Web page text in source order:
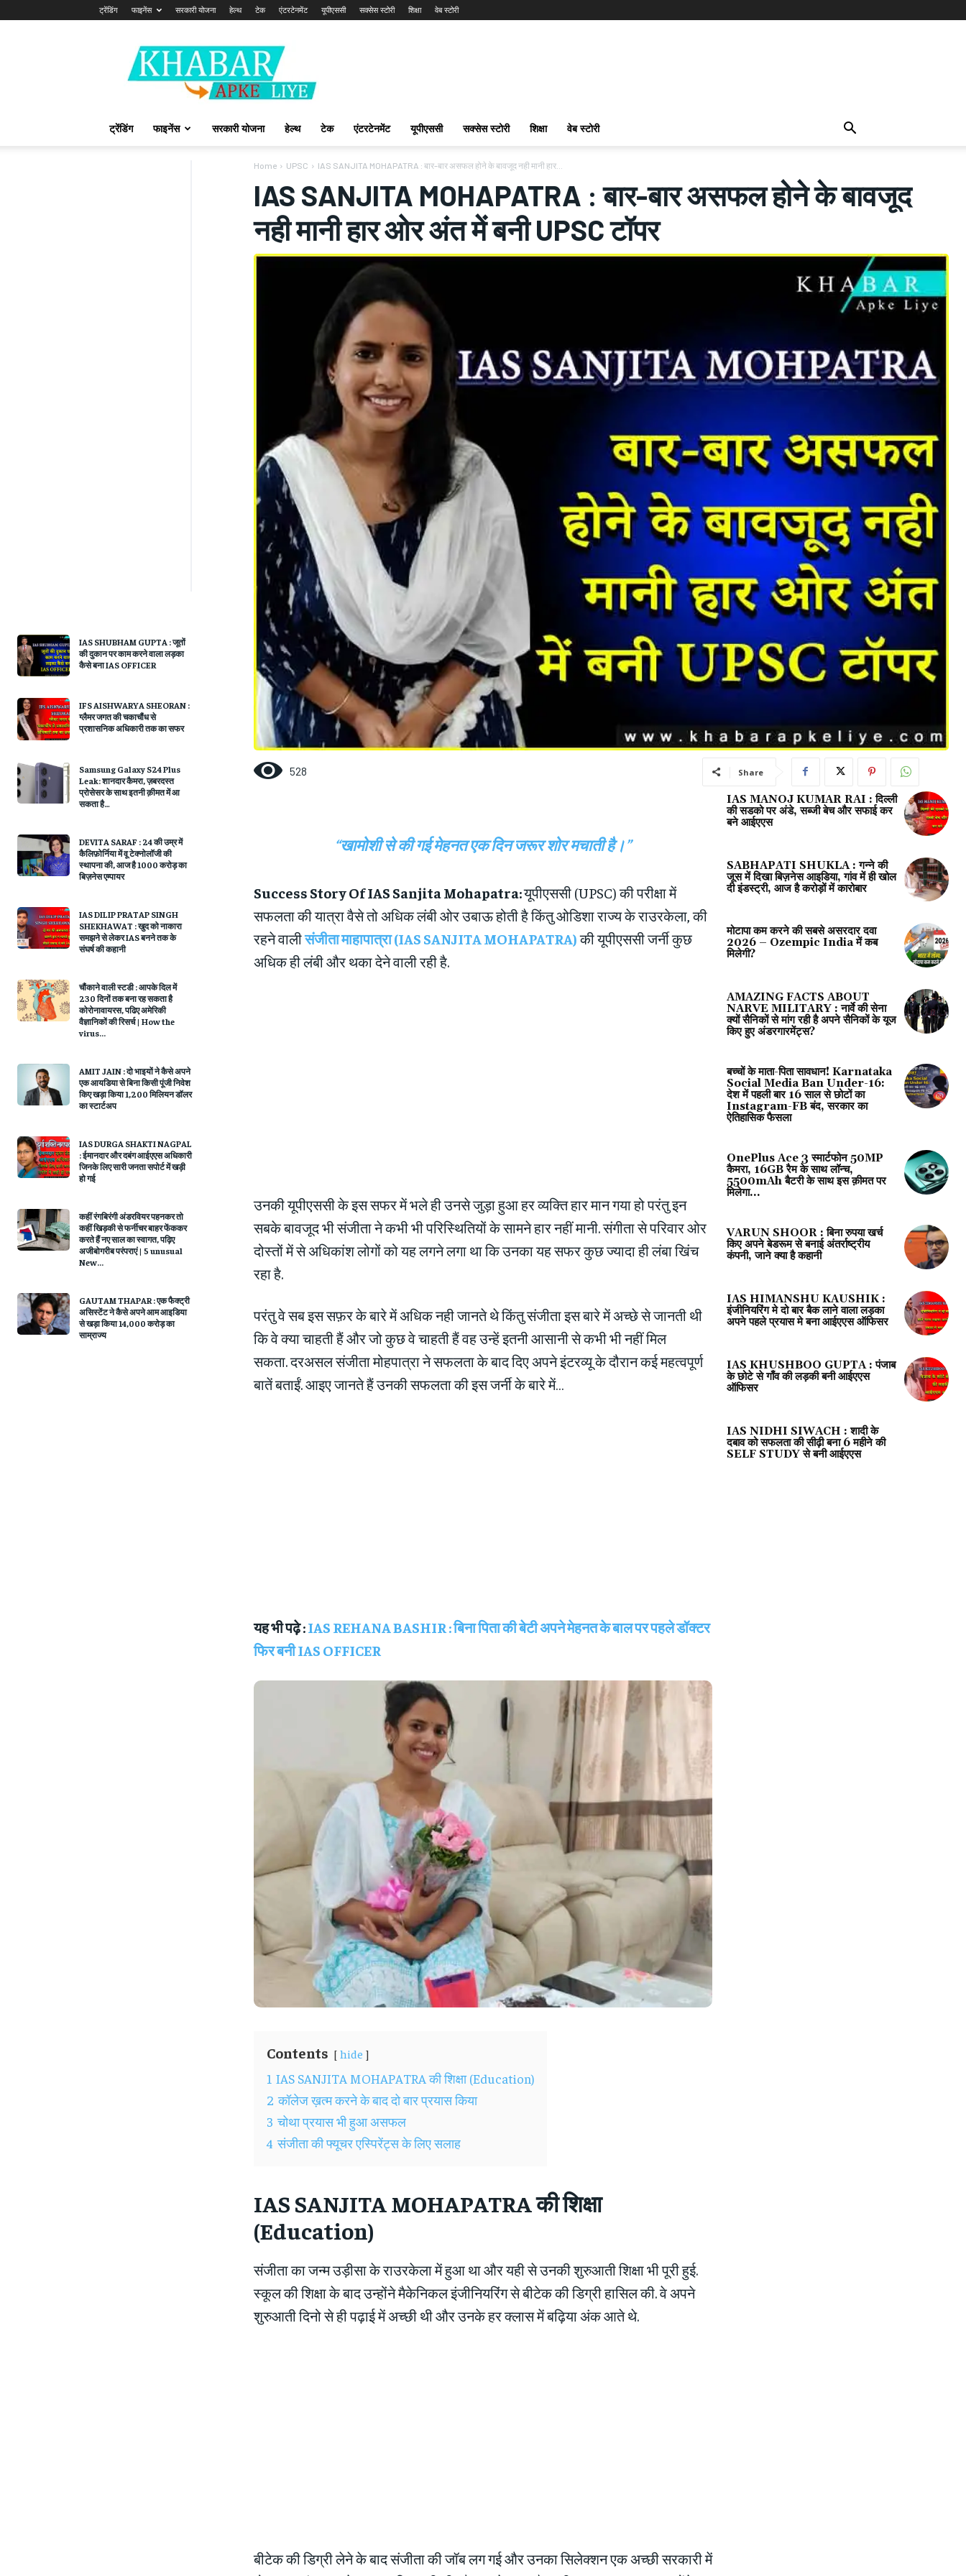
ट्रेंडिंग फाइनेंस सरकारी योजना हेल्थ टेक एंटरटेनमेंट यूपीएससी सक्सेस स्टोरी शिक्षा वेब स्टोरी
Khabarapkeliye.com
ट्रेंडिंग फाइनेंस सरकारी योजना हेल्थ टेक एंटरटेनमेंट यूपीएससी सक्सेस स्टोरी शिक्षा वेब स्टोरी
IAS SHUBHAM GUPTA : जूतों
की दुकान पर काम करने वाला लड़का
कैसे बना IAS OFFICER
IFS AISHWARYA SHEORAN :
ग्लैमर जगत की चकाचौंध से
प्रशासनिक अधिकारी तक का सफर
Samsung Galaxy S24 Plus
Leak: शानदार कैमरा, ज़बरदस्त
प्रोसेसर के साथ इतनी क़ीमत में आ
सकता है…
DEVITA SARAF : 24 की उम्र में
कैलिफ़ोर्निया में वू टेक्नोलॉजी की
स्थापना की, आज है 1000 करोड़ का
बिज़नेस एम्पायर
IAS DILIP PRATAP SINGH
SHEKHAWAT : खुद को नाकारा
समझने से लेकर IAS बनने तक के
संघर्ष की कहानी
चौंकाने वाली स्‍टडी : आपके दिल में
230 दिनों तक बना रह सकता है
कोरोनावायरस, पढिए अमे‍रिकी
वैज्ञानिकों की रिसर्च | How the
virus...
AMIT JAIN : दो भाइयों ने कैसे अपने
एक आयडिया से बिना किसी पूंजी निवेश
किए खड़ा किया 1,200 मिलियन डॉलर
का स्टार्टअप
IAS DURGA SHAKTI NAGPAL
: ईमानदार और दबंग आईएएस अधिकारी
जिनके लिए सारी जनता सपोर्ट में खड़ी
हो गई
कहीं रंगबिरंगी अंडरवियर पहनकर तो
कहीं खिड़की से फर्नीचर बाहर फेंककर
करते हैं नए साल का स्‍वागत, पढ़‍िए
अजीबोगरीब परंपराएं | 5 unusual
New...
GAUTAM THAPAR : एक फैक्ट्री
असिस्टेंट ने कैसे अपने आम आइडिया
से खड़ा किया 14,000 करोड़ का
साम्राज्य
Home UPSC IAS SANJITA MOHAPATRA : बार-बार असफल होने के बावजूद नही मानी हार...
IAS SANJITA MOHAPATRA : बार-बार असफल होने के बावजूद
नही मानी हार ओर अंत में बनी UPSC टॉपर
528 Share
“खामोशी से की गई मेहनत एक दिन जरूर शोर मचाती है।”
Success Story Of IAS Sanjita Mohapatra:यूपीएससी (UPSC) की परीक्षा में
सफलता की यात्रा वैसे तो अधिक लंबी ओर उबाऊ होती है किंतु ओडिशा राज्य के राउरकेला, की
रहने वालीसंजीता माहापात्रा (IAS SANJITA MOHAPATRA)की यूपीएससी जर्नी कुछ
अधिक ही लंबी और थका देने वाली रही है.
उनकी यूपीएससी के इस सफर में भले ही उनसे जुड़ा हुआ हर व्यक्ति हार मान गया हो परंतु इन
सबके बावजूद भी संजीता ने कभी भी परिस्थितियों के सामने हार नहीं मानी. संगीता से परिवार ओर
दोस्तों में से अधिकांश लोगों को यह लगने लगा था कि उनका यह सफर कुछ ज्यादा ही लंबा खिंच
रहा है.
परंतु वे सब इस सफ़र के बारे में अधिक नही जानते थे किंतु संजीता इस बारे में अच्छे से जानती थी
कि वे क्या चाहती हैं और जो कुछ वे चाहती हैं वह उन्हें इतनी आसानी से कभी भी नहीं मिल
सकता. दरअसल संजीता मोहपात्रा ने सफलता के बाद दिए अपने इंटरव्यू के दौरान कई महत्वपूर्ण
बातें बताईं. आइए जानते हैं उनकी सफलता की इस जर्नी के बारे में…
यह भी पढ़े :IAS REHANA BASHIR : बिना पिता की बेटी अपने मेहनत के बाल पर पहले डॉक्टर
फिर बनी IAS OFFICER
Contents hide
1 IAS SANJITA MOHAPATRA की शिक्षा (Education)
2 कॉलेज ख़त्म करने के बाद दो बार प्रयास किया
3 चोथा प्रयास भी हुआ असफल
4 संजीता की फ्यूचर एस्पिरेंट्स के लिए सलाह
IAS SANJITA MOHAPATRA की शिक्षा
(Education)
संजीता का जन्म उड़ीसा के राउरकेला में हुआ था और यही से उनकी शुरुआती शिक्षा भी पूरी हुई.
स्कूल की शिक्षा के बाद उन्होंने मैकेनिकल इंजीनियरिंग से बीटेक की डिग्री हासिल की. वे अपने
शुरुआती दिनो से ही पढ़ाई में अच्छी थी और उनके हर क्लास में बढ़िया अंक आते थे.
बीटेक की डिग्री लेने के बाद संजीता की जॉब लग गई और उनका सिलेक्शन एक अच्छी सरकारी में
IAS MANOJ KUMAR RAI : दिल्ली
की सडको पर अंडे, सब्जी बेच और सफाई कर
बने आईएएस
SABHAPATI SHUKLA : गन्ने की
जूस में दिखा बिज़नेस आइडिया, गांव में ही खोल
दी इंडस्ट्री, आज है करोड़ों में कारोबार
मोटापा कम करने की सबसे असरदार दवा
2026 – Ozempic India में कब
मिलेगी?
AMAZING FACTS ABOUT
NARVE MILITARY : नार्वे की सेना
क्यों सैनिकों से मांग रही है अपने सैनिकों के यूज
किए हुए अंडरगारमेंट्स?
बच्चों के माता-पिता सावधान! Karnataka
Social Media Ban Under-16:
देश में पहली बार 16 साल से छोटों का
Instagram-FB बंद, सरकार का
ऐतिहासिक फैसला
OnePlus Ace 3 स्‍मार्टफोन 50MP
कैमरा, 16GB रैम के साथ लॉन्‍च,
5500mAh बैटरी के साथ इस क़ीमत पर
मिलेगा…
VARUN SHOOR : बिना रुपया खर्च
किए अपने बेडरूम से बनाई अंतर्राष्ट्रीय
कंपनी, जाने क्या है कहानी
IAS HIMANSHU KAUSHIK :
इंजीनियरिंग मे दो बार बैक लाने वाला लड़का
अपने पहले प्रयास मे बना आईएएस ऑफिसर
IAS KHUSHBOO GUPTA : पंजाब
के छोटे से गाँव की लड़की बनी आईएएस
ऑफिसर
IAS NIDHI SIWACH : शादी के
दबाव को सफलता की सीढ़ी बना 6 महीने की
SELF STUDY से बनी आईएएस